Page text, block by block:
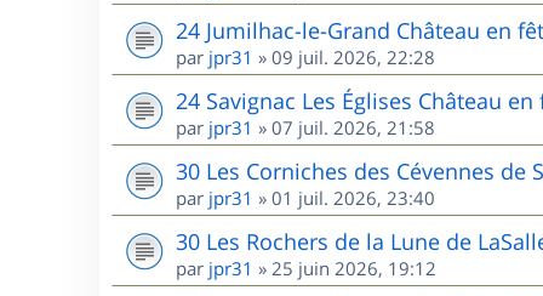
24 Jumilhac-le-Grand Château en
par jpr31 » 09 juil. 2026, 22:28
24 Savignac Les Églises Château en
par jpr31 » 07 juil. 2026, 21:58
30 Les Corniches des Cévennes de
par jpr31 » 01 juil. 2026, 23:40
30 Les Rochers de la Lune de
par jpr31 » 25 juin 2026, 19:12